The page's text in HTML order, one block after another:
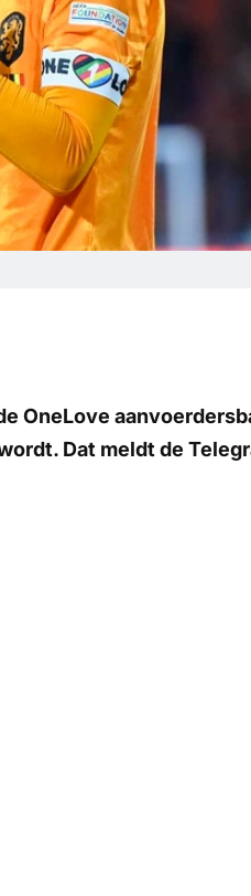
OneLove
Dat meldt de